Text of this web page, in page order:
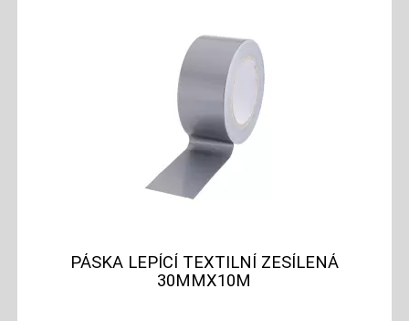
PÁSKA LEPÍCÍ TEXTILNÍ ZESÍLENÁ
30MMX10M